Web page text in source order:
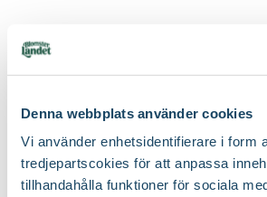
Denna webbplats använder cookies
Vi använder enhetsidentifierare i form
tredjepartscokies för att anpassa
tillhandahålla funktioner för sociala
Produktspecifikation
Höjd 26 cm
Bredd 9 cm
Du kanske också gillar
3 för 99:-